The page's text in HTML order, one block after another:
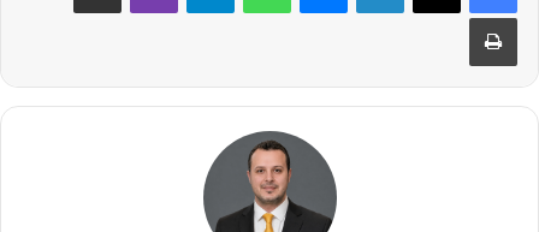
طباعة